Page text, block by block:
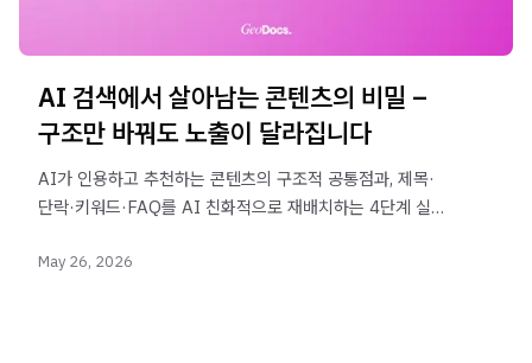
AI 검색에서 살아남는 콘텐츠의 비밀 –
구조만 바꿔도 노출이 달라집니다
AI가 인용하고 추천하는 콘텐츠의 구조적 공통점과, 제목·
단락·키워드·FAQ를 AI 친화적으로 재배치하는 4단계 실전
May 26, 2026